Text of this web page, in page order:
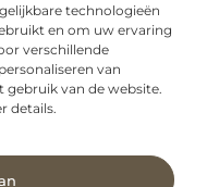
technologieën
en om uw ervaring
verschillende
van
gebruik van de website.
details.
Ga Naar